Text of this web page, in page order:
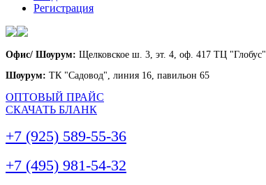
Регистрация
Офис/ Шоурум: Щелковское ш. 3, эт. 4, оф. 417 ТЦ "Глобус"
Шоурум: ТК "Садовод", линия 16, павильон 65
ОПТОВЫЙ ПРАЙС
СКАЧАТЬ БЛАНК
+7 (925) 589-55-36
+7 (495) 981-54-32